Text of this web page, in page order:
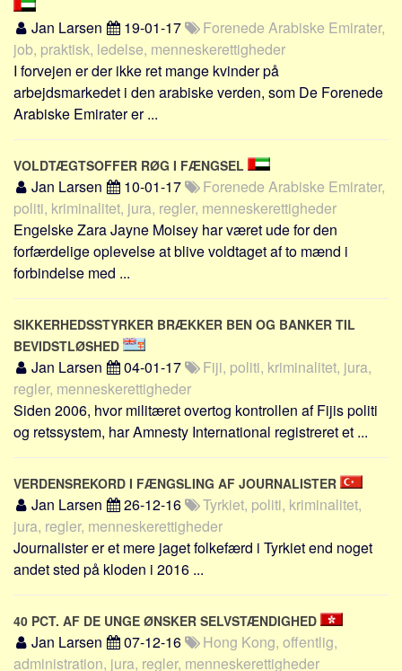
Redigering
Tekstannoncer
Bannere
Hjælp
Jan Larsen 19-01-17
Forenede Arabiske Emirater,
job, praktisk, ledelse, menneskerettigheder
I forvejen er der ikke ret mange kvinder på
arbejdsmarkedet i den arabiske verden, som De Forenede
Arabiske Emirater er ...
VOLDTÆGTSOFFER RØG I FÆNGSEL
Jan Larsen 10-01-17
Forenede Arabiske Emirater,
politi, kriminalitet, jura, regler, menneskerettigheder
Engelske Zara Jayne Moisey har været ude for den
forfærdelige oplevelse at blive voldtaget af to mænd i
forbindelse med ...
SIKKERHEDSSTYRKER BRÆKKER BEN OG BANKER TIL
BEVIDSTLØSHED
Jan Larsen 04-01-17
Fiji, politi, kriminalitet, jura,
regler, menneskerettigheder
Siden 2006, hvor militæret overtog kontrollen af Fijis politi
og retssystem, har Amnesty International registreret et ...
VERDENSREKORD I FÆNGSLING AF JOURNALISTER
Jan Larsen 26-12-16
Tyrkiet, politi, kriminalitet,
jura, regler, menneskerettigheder
Journalister er et mere jaget folkefærd i Tyrkiet end noget
andet sted på kloden i 2016 ...
40 PCT. AF DE UNGE ØNSKER SELVSTÆNDIGHED
Jan Larsen 07-12-16
Hong Kong, offentlig,
administration, jura, regler, menneskerettigheder